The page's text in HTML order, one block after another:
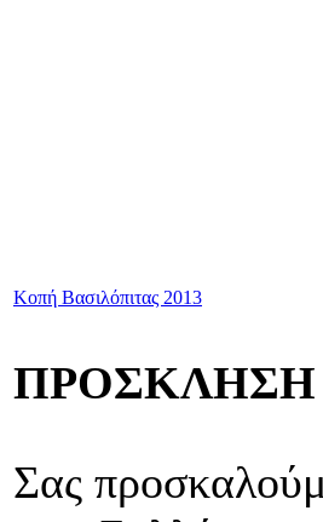
Κοπή Βασιλόπιτας 2013
ΠΡΟΣΚΛΗΣΗ
Σας